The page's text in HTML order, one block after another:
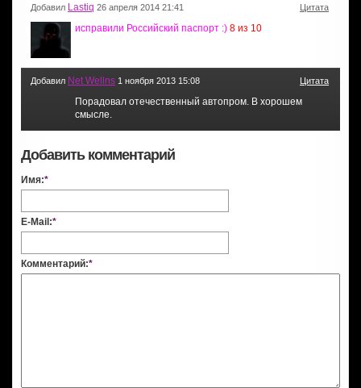
Добавил Lastiq 26 апреля 2014 21:41 Цитата
исправили Российский паспорт :) 8 из 10
Добавил Net Wellns 1 ноября 2013 15:08 Цитата
Порадовал отечественный автопром. В хорошем
смысле.
Добавить комментарий
Имя:*
E-Mail:*
Комментарий:*